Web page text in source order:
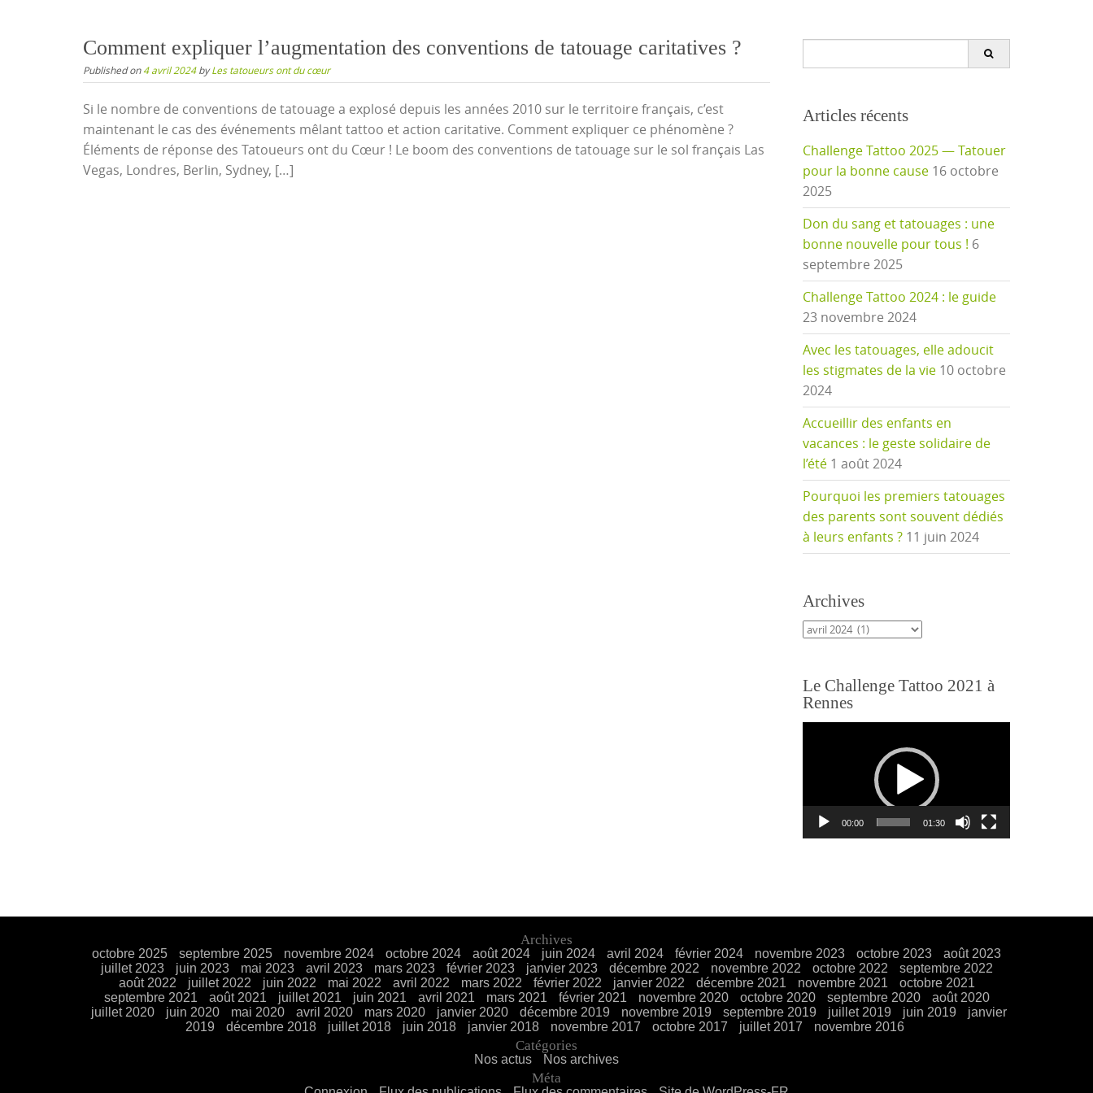
Comment expliquer l’augmentation des conventions de tatouage caritatives ?
Published on4 avril 2024byLes tatoueurs ont du cœur
Si le nombre de conventions de tatouage a explosé depuis les années 2010 sur le territoire français, c’est
maintenant le cas des événements mêlant tattoo et action caritative. Comment expliquer ce phénomène ?
Éléments de réponse des Tatoueurs ont du Cœur ! Le boom des conventions de tatouage sur le sol français Las
Vegas, Londres, Berlin, Sydney, […]
Articles récents
Challenge Tattoo 2025 — Tatouer
pour la bonne cause 16 octobre
2025
Don du sang et tatouages : une
bonne nouvelle pour tous ! 6
septembre 2025
Challenge Tattoo 2024 : le guide
23 novembre 2024
Avec les tatouages, elle adoucit
les stigmates de la vie 10 octobre
2024
Accueillir des enfants en
vacances : le geste solidaire de
l’été 1 août 2024
Pourquoi les premiers tatouages
des parents sont souvent dédiés
à leurs enfants ? 11 juin 2024
Archives
Archives
Le Challenge Tattoo 2021 à
Rennes
00:00 01:30
Archives
octobre 2025 septembre 2025 novembre 2024 octobre 2024 août 2024 juin 2024 avril 2024 février 2024 novembre 2023 octobre 2023
août 2023
juillet 2023
juin 2023 mai 2023 avril 2023 mars 2023 février 2023 janvier 2023 décembre 2022 novembre 2022 octobre 2022
septembre 2022
août 2022
juillet 2022 juin 2022 mai 2022 avril 2022 mars 2022 février 2022 janvier 2022 décembre 2021 novembre 2021
octobre 2021
septembre 2021
août 2021 juillet 2021 juin 2021 avril 2021 mars 2021 février 2021 novembre 2020 octobre 2020 septembre 2020
août 2020
juillet 2020
juin 2020 mai 2020 avril 2020 mars 2020 janvier 2020 décembre 2019 novembre 2019 septembre 2019 juillet 2019 juin 2019
janvier
2019
décembre 2018 juillet 2018 juin 2018 janvier 2018 novembre 2017 octobre 2017 juillet 2017 novembre 2016
Catégories
Nos actus Nos archives
Méta